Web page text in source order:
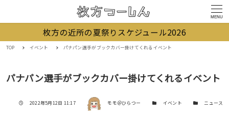
MENU
枚方の近所の夏祭りスケジュール2026
TOP イベント パナパン選手がブックカバー掛けてくれるイベント
パナパン選手がブックカバー掛けてくれるイベント
投稿日
2022年5月12日 11:17 著者 モモ＠ひらつー カテゴリー
イベント カテゴリー
ニュース